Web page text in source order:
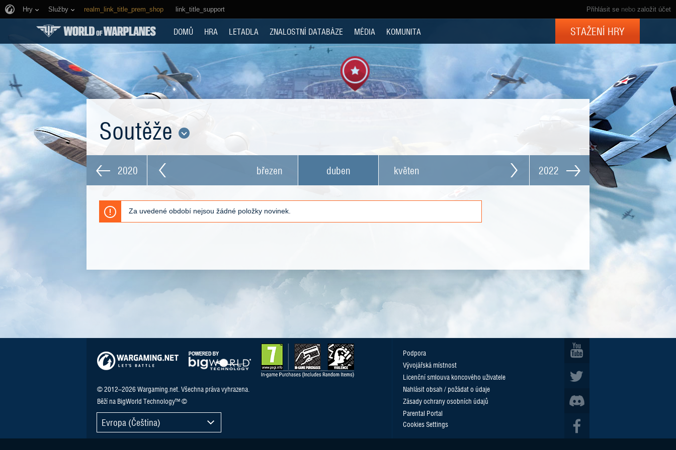
Přihlásit se nebo založit účet
Hry Služby realm_link_title_prem_shop link_title_support
DOMŮ HRA LETADLA ZNALOSTNÍ DATABÁZE MÉDIA KOMUNITA STAŽENÍ HRY
Soutěže
2020 březen duben květen 2022
Za uvedené období nejsou žádné položky novinek.
© 2012–2026 Wargaming.net. Všechna práva vyhrazena.
Běží na BigWorld Technology™ ©
Evropa (Čeština)
Podpora
Vývojářská místnost
Licenční smlouva koncového uživatele
Nahlásit obsah / požádat o údaje
Zásady ochrany osobních údajů
Parental Portal
Cookies Settings